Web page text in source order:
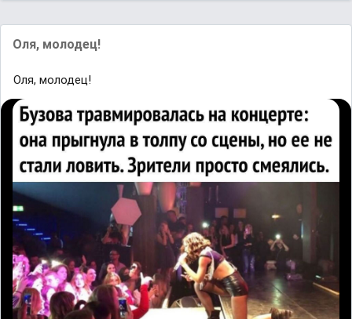
Оля, молодец!
Оля, молодец!